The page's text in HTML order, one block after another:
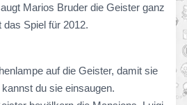
Marios Bruder die Geister ganz
Spiel für 2012.
auf die Geister, damit sie
du sie einsaugen.